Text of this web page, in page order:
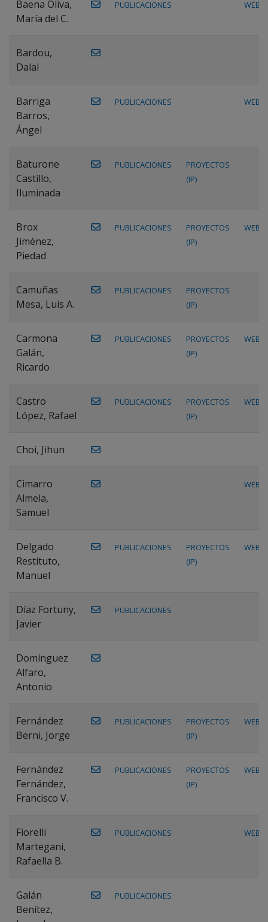
Baena Oliva,
María del C.
PUBLICACIONES WEB
Bardou,
Dalal
Barriga
Barros,
Ángel
PUBLICACIONES WEB
Baturone
Castillo,
Iluminada
PUBLICACIONES
PROYECTOS
(IP)
Brox
Jiménez,
Piedad
PUBLICACIONES
PROYECTOS
(IP)
WEB
Camuñas
Mesa, Luis A.
PUBLICACIONES
PROYECTOS
(IP)
Carmona
Galán,
Ricardo
PUBLICACIONES
PROYECTOS
(IP)
WEB
Castro
López, Rafael
PUBLICACIONES
PROYECTOS
(IP)
WEB
Choi, Jihun
Cimarro
Almela,
Samuel
WEB
Delgado
Restituto,
Manuel
PUBLICACIONES
PROYECTOS
(IP)
WEB
Díaz Fortuny,
Javier
PUBLICACIONES
Domínguez
Alfaro,
Antonio
Fernández
Berni, Jorge
PUBLICACIONES
PROYECTOS
(IP)
WEB
Fernández
Fernández,
Francisco V.
PUBLICACIONES
PROYECTOS
(IP)
WEB
Fiorelli
Martegani,
Rafaella B.
PUBLICACIONES WEB
Galán
Benítez,
PUBLICACIONES